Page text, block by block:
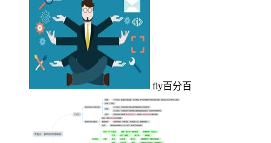
fly百分百